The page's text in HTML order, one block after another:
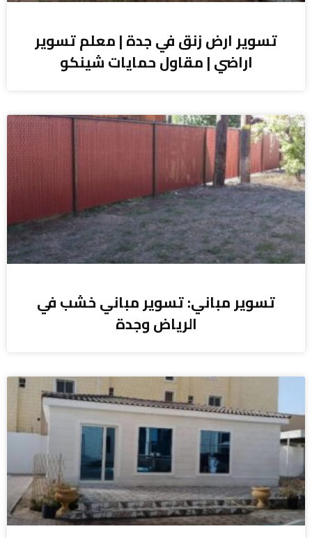
تسوير ارض زنق في جدة | معلم تسوير
اراضي | مقاول حمايات شينكو
تسوير مباني: تسوير مباني خشب في
الرياض وجدة